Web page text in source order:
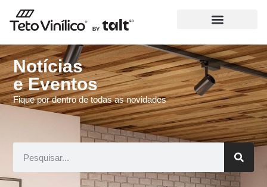
Notícias
e Eventos
Fique por dentro de todas as novidades